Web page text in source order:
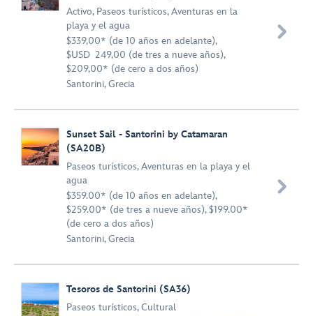
Activo, Paseos turísticos,Aventuras en la
playa y el agua
$339,00* (de 10 años en adelante),
$USD 249,00 (de tres a nueve años),
$209,00* (de cero a dos años)
Santorini, Grecia

Sunset Sail - Santorini by Catamaran
(SA20B)
Paseos turísticos,Aventuras en la playa y el
agua
$359.00* (de 10 años en adelante),
$259.00* (de tres a nueve años), $199.00*
(de cero a dos años)
Santorini, Grecia

Tesoros de Santorini (SA36)
Paseos turísticos,Cultural